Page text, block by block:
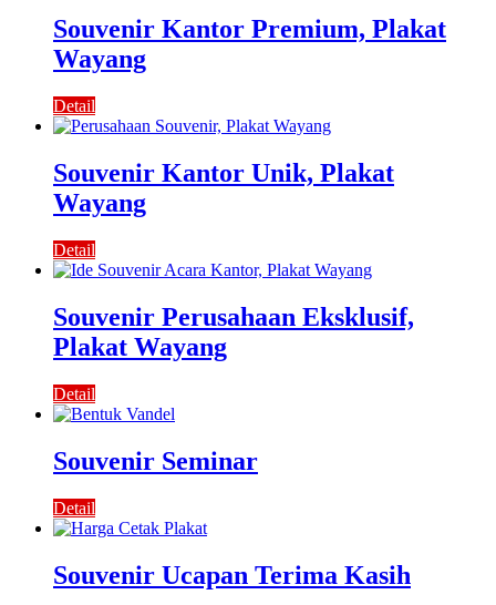
Souvenir Kantor Premium, Plakat
Wayang
Detail
Souvenir Kantor Unik, Plakat
Wayang
Detail
Souvenir Perusahaan Eksklusif,
Plakat Wayang
Detail
Souvenir Seminar
Detail
Souvenir Ucapan Terima Kasih